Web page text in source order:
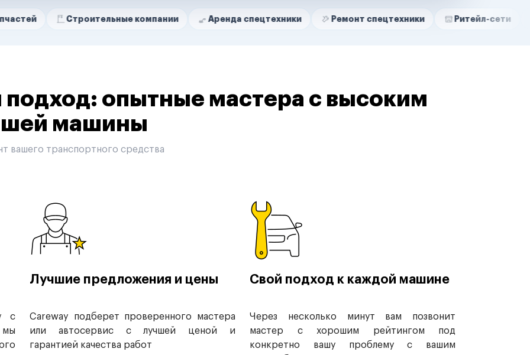
Строительные компании Аренда спецтехники Ремонт спецтехники Ритейл-сети
опытные мастера с высоким
машины
вашего транспортного средства
с
мы
Лучшие предложения и цены
Careway подберет проверенного мастера
или автосервис с лучшей ценой и
гарантией качества работ
Свой подход к каждой машине
Через несколько минут вам позвонит
мастер с хорошим рейтингом под
конкретно вашу проблему с вашим